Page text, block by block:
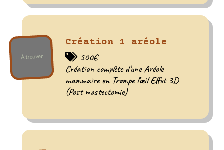
Création 1 aréole
500€
Création complète d’une Aréole
mammaire en Trompe l’œil Effet 3D
(Post mastectomie)